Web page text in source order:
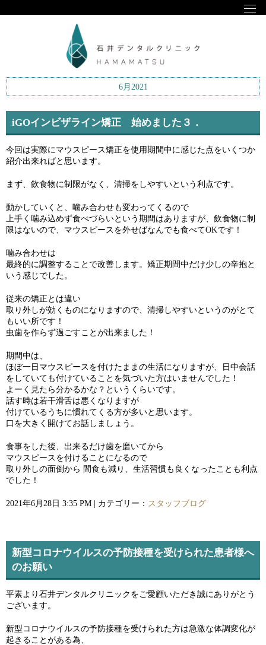
6月2021
iGOインビザライン矯正 始めました３．
今回は実際にマウスピース矯正を使用期間中に感じた点をいくつか
紹介出来ればと思います。
まず、飲食物に制限がなく、清掃をしやすいという利点です。
動かしていくと、噛み合わせも変わってくるので
上手く噛み込めず食べづらいという期間はありますが、飲食物に制
限はないので、マウスピースを外せばなんでも食べてOKです！
噛み合わせは
最終的に調整することで改善します。矯正期間中だけ少しの辛抱と
いう感じでした。
従来の矯正とは違い
取り外しが効くものになりますので、清掃しやすいというのがとて
もいい所です！
虫歯を作らず過ごすことが出来ました！
期間中は、
ほぼ一日マウスピースを付けたままの生活になりますが、日中会話
をしていても付けていることを気づいた方はいませんでした！
よーく見たら分かるかな？というくらいです。
話す時は若干滑舌は悪くなりますが
付けているうちに慣れてくる方が多いと思います。
口を大きく開けてお話しましょう。
食事をした後、出来るだけ歯を磨いてから
マウスピースを付けることになるので
取り外しの面倒から 間食も減り、生活習慣も良くなったことも利点
でした！
2021年6月28日 3:35 PM | カテゴリー： スタッフブログ
新型コロナウイルスの予防接種を受けられた患者様へ
のお願い
平素より石井デンタルクリニックをご愛顧いただき誠にありがとう
ございます。
新型コロナウイルスの予防接種を受けられた方は急激な体調変化が
起きることがある為、